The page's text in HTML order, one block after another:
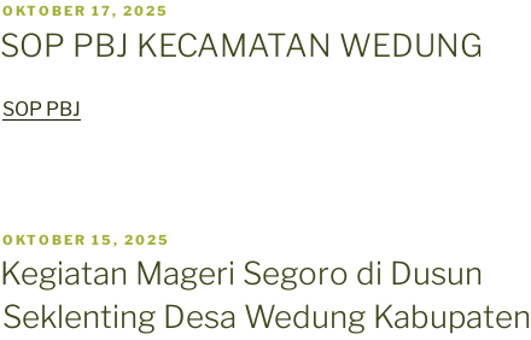
POSTED
ON
OKTOBER 17, 2025
SOP PBJ KECAMATAN WEDUNG
SOP PBJ
POSTED
ON
OKTOBER 15, 2025
Kegiatan Mageri Segoro di Dusun
Seklenting Desa Wedung Kabupaten